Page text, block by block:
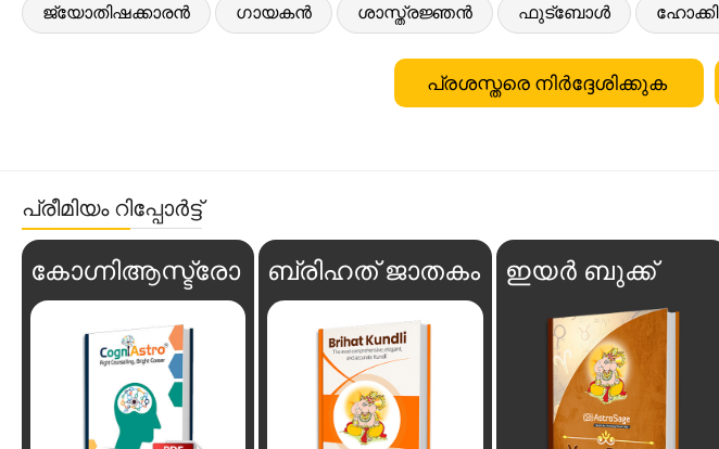
ജ്യോതിഷക്കാരൻ ഗായകൻ ശാസ്ത്രജ്ഞൻ ഫുട്ബോൾ ഹോക്കി
പ്രശസ്തരെ നിർദ്ദേശിക്കുക
പ്രീമിയം റിപ്പോർട്ട്
കോഗ്നിആസ്ട്രോ ബ്രിഹത് ജാതകം ഇയർ ബുക്ക്